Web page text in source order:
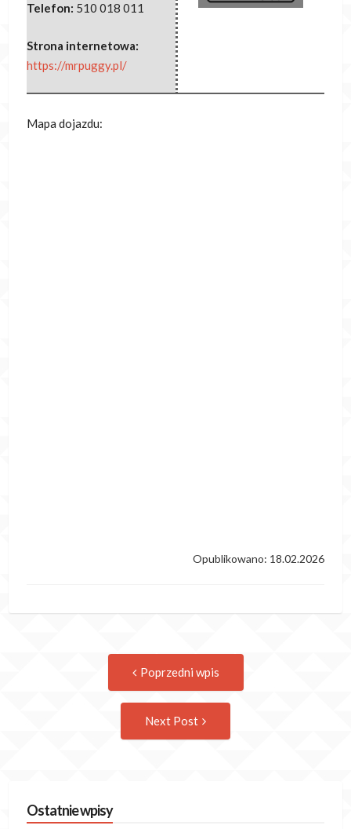
Telefon: 510 018 011
Strona internetowa:
https://mrpuggy.pl/
Mapa dojazdu:
Opublikowano: 18.02.2026
navigation
Poprzedni wpis
Next Post
Ostatnie wpisy